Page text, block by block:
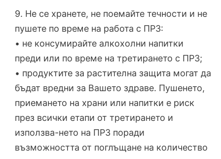
9. Не се хранете, не поемайте течности и не
пушете по време на работа с ПРЗ:
• не консумирайте алкохолни напитки
преди или по време на третирането с ПРЗ;
• продуктите за растителна защита могат да
бъдат вредни за Вашето здраве. Пушенето,
приемането на храни или напитки е риск
през всички етапи от третирането и
използва-нето на ПРЗ поради
възможността от поглъщане на количество